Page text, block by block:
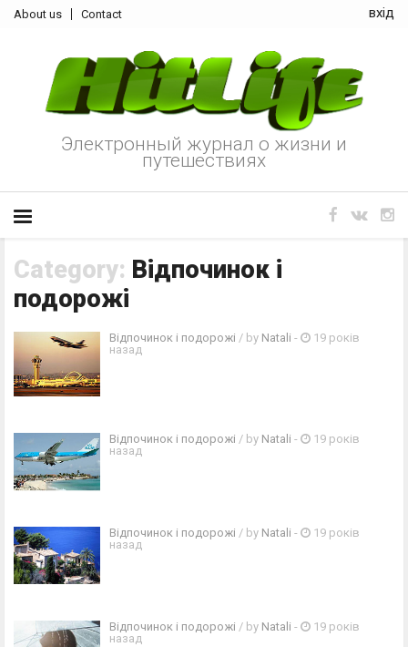
About us Contact вхід
Электронный журнал о жизни и
путешествиях
Category: Відпочинок і
подорожі
Відпочинок і подорожі / by Natali -
19 років
назад
Відпочинок і подорожі / by Natali -
19 років
назад
Відпочинок і подорожі / by Natali -
19 років
назад
Відпочинок і подорожі / by Natali -
19 років
назад